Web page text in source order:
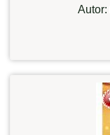
Autor: